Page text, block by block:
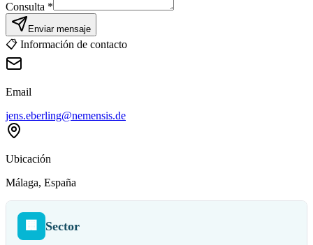
Consulta *
Enviar mensaje
📋 Información de contacto
Email
jens.eberling@nemensis.de
Ubicación
Málaga, España
🏢 Sector